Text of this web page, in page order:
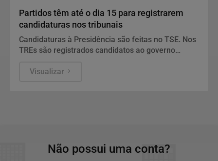
Partidos têm até o dia 15 para registrarem
candidaturas nos tribunais
Candidaturas à Presidência são feitas no TSE. Nos
TREs são registrados candidatos ao governo
assembleias estaduais e distrital.
Visualizar
Não possui uma conta?